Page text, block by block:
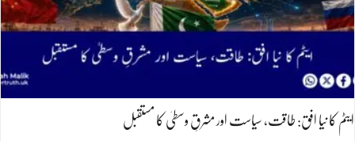
ایٹم کا نیا افق: طاقت، سیاست اور مشرقِ وسطیٰ کا مستقبل